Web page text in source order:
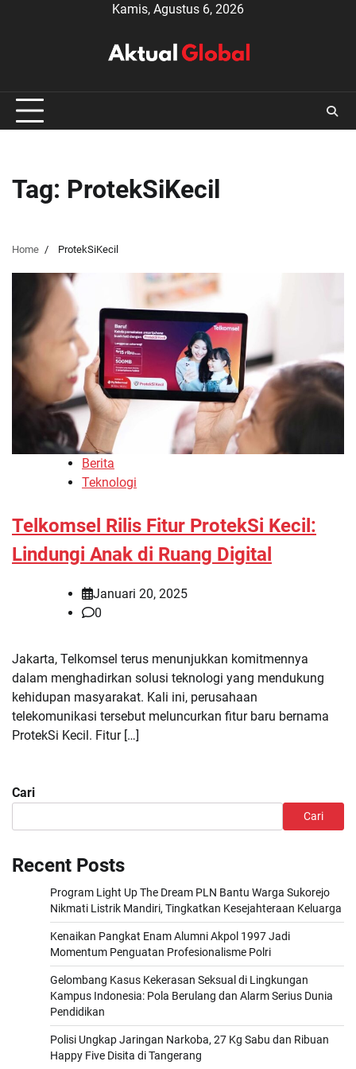
Kamis, Agustus 6, 2026
Tag: ProtekSiKecil
Home ProtekSiKecil
Berita
Teknologi
Telkomsel Rilis Fitur ProtekSi Kecil:
Lindungi Anak di Ruang Digital
Januari 20, 2025
0
Jakarta, Telkomsel terus menunjukkan komitmennya
dalam menghadirkan solusi teknologi yang mendukung
kehidupan masyarakat. Kali ini, perusahaan
telekomunikasi tersebut meluncurkan fitur baru bernama
ProtekSi Kecil. Fitur […]
Cari
Cari
Recent Posts
Program Light Up The Dream PLN Bantu Warga Sukorejo
Nikmati Listrik Mandiri, Tingkatkan Kesejahteraan Keluarga
Kenaikan Pangkat Enam Alumni Akpol 1997 Jadi
Momentum Penguatan Profesionalisme Polri
Gelombang Kasus Kekerasan Seksual di Lingkungan
Kampus Indonesia: Pola Berulang dan Alarm Serius Dunia
Pendidikan
Polisi Ungkap Jaringan Narkoba, 27 Kg Sabu dan Ribuan
Happy Five Disita di Tangerang